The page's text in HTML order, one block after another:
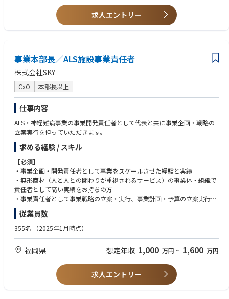
求人エントリー
事業本部長／ALS施設事業責任者
株式会社SKY
CxO 本部長以上
仕事内容
ALS・神経難病事業の事業開発責任者として代表と共に事業企画・戦略の
立案実行を担っていただきます。
求める経験 / スキル
【必須】
・事業企画・開発責任者として事業をスケールさせた経験と実績
・無形商材（人と人との関わりが重視されるサービス）の事業体・組織で
責任者として高い実績をお持ちの方
・事業責任者として事業戦略の立案・実行、事業計画・予算の立案実行
・事業部組織の構築と人材育成、組織課題の抽出と課題解決を先頭になっ
たリードされた実績をお持ちの方
・医療・介護業界での施設立ち上げ・マネジメント経験
・M&Aや新規事業開発を通じて企業規模を一気に拡大させた経験
従業員数
355名 （2025年1月時点）
福岡県 想定年収 1,000 万円 ~ 1,600 万円
求人エントリー